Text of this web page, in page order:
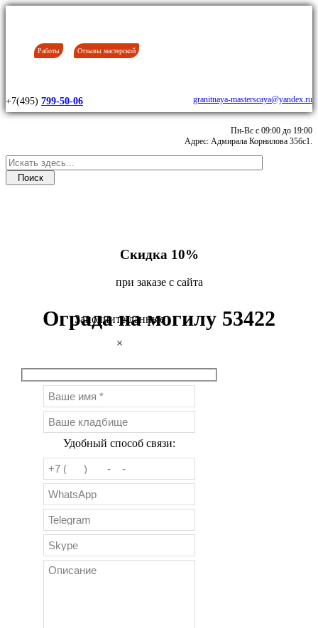
Работы Отзывы мастерской
+7(495) 799-50-06 granitnaya-masterscaya@yandex.ru
Пн-Вс с 09:00 до 19:00
Адрес: Адмирала Корнилова 35бс1.
Скидка 10%
при заказе с сайта
Ограда на могилу 53422
Заполните данные
×
Удобный способ связи: